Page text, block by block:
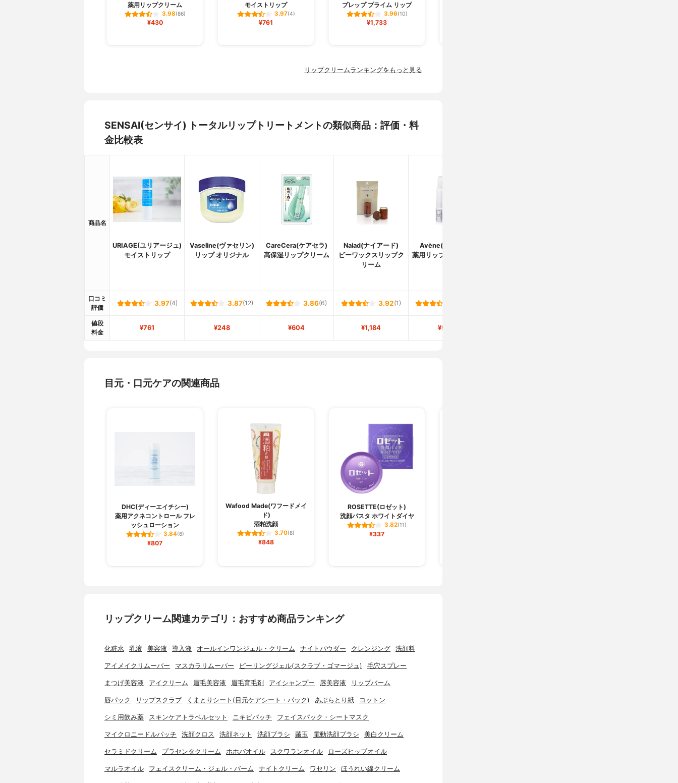
薬用リップクリーム
3.98(86)
¥430
モイストリップ
3.97(4)
¥761
プレップ プライム リップ
3.96(10)
¥1,733
リップクリームランキングをもっと見る
SENSAI(センサイ) トータルリップトリートメントの類似商品：評価・料
金比較表
商品名
URIAGE(ユリアージュ)
モイストリップ
Vaseline(ヴァセリン)
リップ オリジナル
CareCera(ケアセラ)
高保湿リップクリーム
Naiad(ナイアード)
ビーワックスリップク
リーム
Avène(アベンヌ)
薬用リップケア モイス
口コミ
評価
3.97(4) 3.87(12) 3.86(6) 3.92(1)
値段
料金
¥761 ¥248 ¥604 ¥1,184 ¥982
目元・口元ケアの関連商品
DHC(ディーエイチシー)
薬用アクネコントロール フレ
ッシュローション
3.84(6)
¥807
Wafood Made(ワフードメイ
ド)
酒粕洗顔
3.70(8)
¥848
ROSETTE(ロゼット)
洗顔パスタ ホワイトダイヤ
3.82(11)
¥337
リップクリーム関連カテゴリ：おすすめ商品ランキング
化粧水 乳液 美容液 導入液 オールインワンジェル・クリーム ナイトパウダー クレンジング 洗顔料
アイメイクリムーバー マスカラリムーバー ピーリングジェル(スクラブ・ゴマージュ) 毛穴スプレー
まつげ美容液 アイクリーム 眉毛美容液 眉毛育毛剤 アイシャンプー 唇美容液 リップバーム
唇パック リップスクラブ くまとりシート(目元ケアシート・パック) あぶらとり紙 コットン
シミ用飲み薬 スキンケアトラベルセット ニキビパッチ フェイスパック・シートマスク
マイクロニードルパッチ 洗顔クロス 洗顔ネット 洗顔ブラシ 繭玉 電動洗顔ブラシ 美白クリーム
セラミドクリーム プラセンタクリーム ホホバオイル スクワランオイル ローズヒップオイル
マルラオイル フェイスクリーム・ジェル・バーム ナイトクリーム ワセリン ほうれい線クリーム